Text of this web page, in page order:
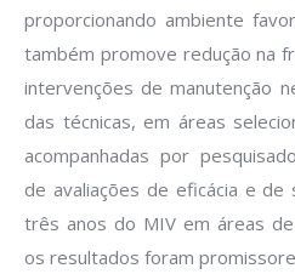
proporcionando ambiente
também promove redução na
intervenções de manutenção
das técnicas, em áreas
acompanhadas por
de avaliações de eficácia e de
três anos do MIV em áreas
os resultados foram